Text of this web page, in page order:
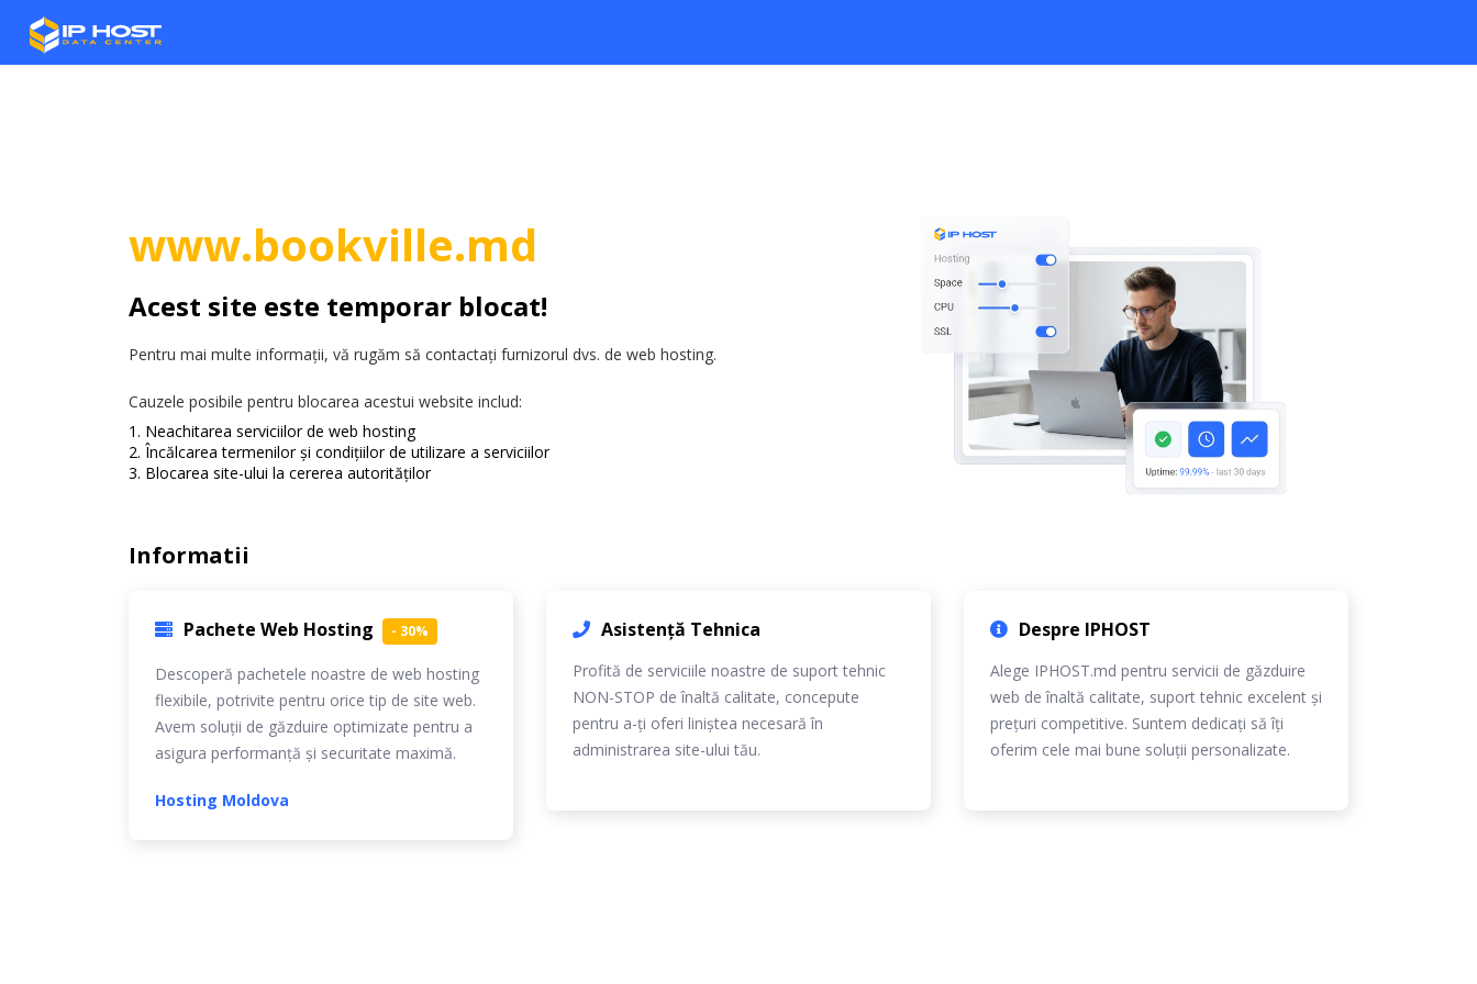
www.bookville.md
Acest site este temporar blocat!
Pentru mai multe informații, vă rugăm să contactați furnizorul dvs. de web hosting.
Cauzele posibile pentru blocarea acestui website includ:
Neachitarea serviciilor de web hosting
Încălcarea termenilor și condițiilor de utilizare a serviciilor
Blocarea site-ului la cererea autorităților
Informatii
Pachete Web Hosting - 30%
Descoperă pachetele noastre de web hosting
flexibile, potrivite pentru orice tip de site web.
Avem soluții de găzduire optimizate pentru a
asigura performanță și securitate maximă.
Hosting Moldova
Asistență Tehnica
Profită de serviciile noastre de suport tehnic
NON-STOP de înaltă calitate, concepute
pentru a-ți oferi liniștea necesară în
administrarea site-ului tău.
Despre IPHOST
Alege IPHOST.md pentru servicii de găzduire
web de înaltă calitate, suport tehnic excelent și
prețuri competitive. Suntem dedicați să îți
oferim cele mai bune soluții personalizate.